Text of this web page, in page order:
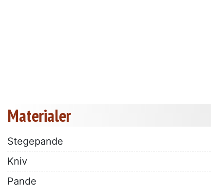
Materialer
Stegepande
Kniv
Pande